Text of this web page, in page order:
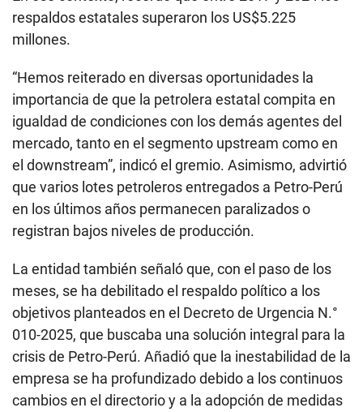
respaldos estatales superaron los US$5.225
millones.
“Hemos reiterado en diversas oportunidades la
importancia de que la petrolera estatal compita en
igualdad de condiciones con los demás agentes del
mercado, tanto en el segmento upstream como en
el downstream”, indicó el gremio. Asimismo, advirtió
que varios lotes petroleros entregados a Petro-Perú
en los últimos años permanecen paralizados o
registran bajos niveles de producción.
La entidad también señaló que, con el paso de los
meses, se ha debilitado el respaldo político a los
objetivos planteados en el Decreto de Urgencia N.°
010-2025, que buscaba una solución integral para la
crisis de Petro-Perú. Añadió que la inestabilidad de la
empresa se ha profundizado debido a los continuos
cambios en el directorio y a la adopción de medidas